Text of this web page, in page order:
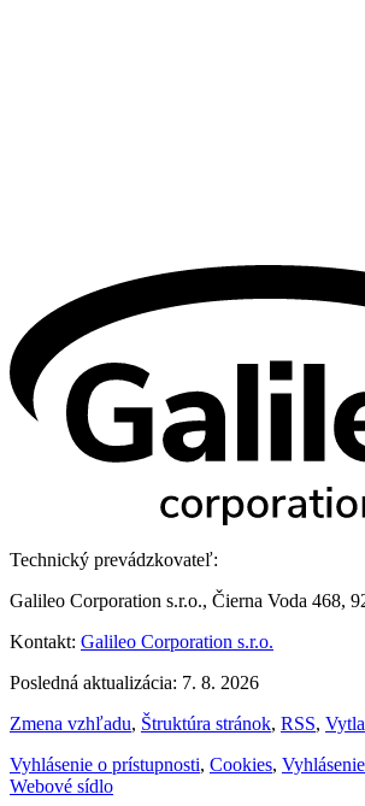
Technický prevádzkovateľ:
Galileo Corporation s.r.o., Čierna Voda 468,
Kontakt: Galileo Corporation s.r.o.
Posledná aktualizácia: 7. 8. 2026
Zmena vzhľadu, Štruktúra stránok, RSS,
Vyhlásenie o prístupnosti, Cookies,
Webové sídlo